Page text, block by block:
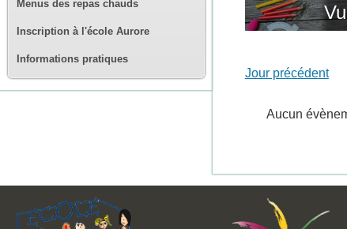
Menus des repas chauds
Inscription à l'école Aurore
Informations pratiques
Jour précédent
Aucun